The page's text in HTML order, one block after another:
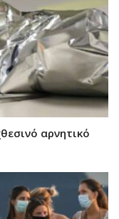
αρνητικό